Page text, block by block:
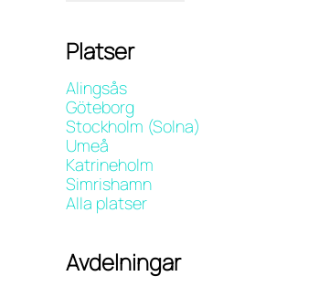
Platser
Alingsås
Göteborg
Stockholm (Solna)
Umeå
Katrineholm
Simrishamn
Alla platser
Avdelningar